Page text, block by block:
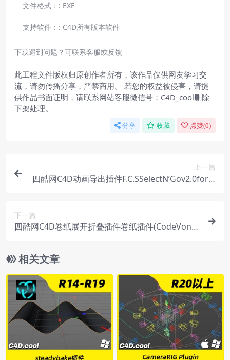
文件格式：: EXE
支持软件：: C4D所有版本软件
下载遇到问题？可联系客服或反馈
此工程文件版权归原创作者所有，该作品仅供网友学习交
流，请勿传播分享，严禁商用。 若您的权益被侵害，请提
供作品书面证明，请联系网站客服微信号：C4D_cool删除
下架处理。
分享 收藏 点赞(0)
上一篇
四酷网C4D动画导出插件F.C.SSelectN’Gov2.0forCi
下一篇
四酷网C4D卷纸展开折叠插件卷纸插件(CodeVonc
相关文章